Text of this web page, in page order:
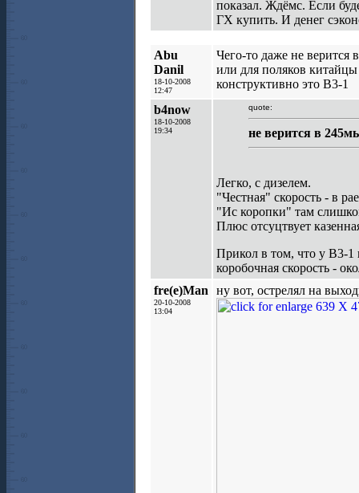
показал. Ждёмс. Если
ГХ купить. И денег
Abu
Danil
18-10-2008
12:47
Чего-то даже не верится
или для поляков
конструктивно это В3-1
b4now
18-10-2008
19:34
quote:
не верится в
Легко, с дизелем.
"Честная" скорость - в
"Ис коропки" там
Плюс отсуцтвует
Прикол в том, что у В3-1
коробочная скорость -
fre(e)Man
20-10-2008
13:04
ну вот, острелял на